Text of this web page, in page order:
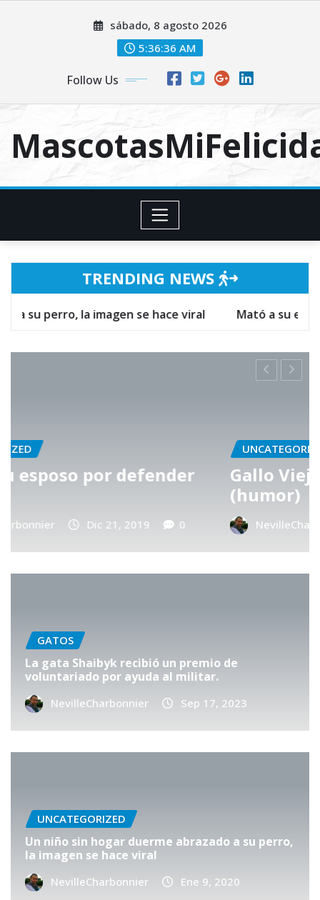
sábado, 8 agosto 2026
5:36:37 AM
Follow Us
TRENDING NEWS
la imagen se hace viral Mató a su esposo por
Gallo Viejo vs Gallo Joven
NevilleCharbonnier Abr 30, 2017 0
GATOS
La gata Shaibyk recibió un premio de
voluntariado por ayuda al militar.
NevilleCharbonnier Sep 17, 2023
UNCATEGORIZED
Un niño sin hogar duerme abrazado a su perro,
la imagen se hace viral
NevilleCharbonnier Ene 9, 2020